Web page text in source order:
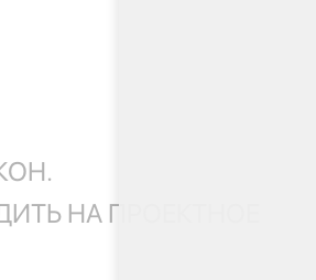
НА ПРОЕКТНОЕ